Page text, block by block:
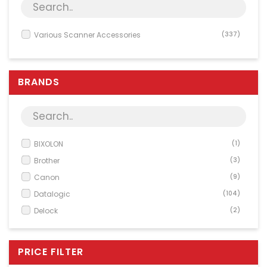
Server & Storage
Supplies
AV & Multimedia
Photo & Video
Household & Garden
Office Supplies
Network Equipment
Printers & Accessories
Various Scanner Accessories (337)
BRANDS
BIXOLON (1)
Brother (3)
Canon (9)
Datalogic (104)
Delock (2)
Elo Touch Solutions (4)
PRICE FILTER